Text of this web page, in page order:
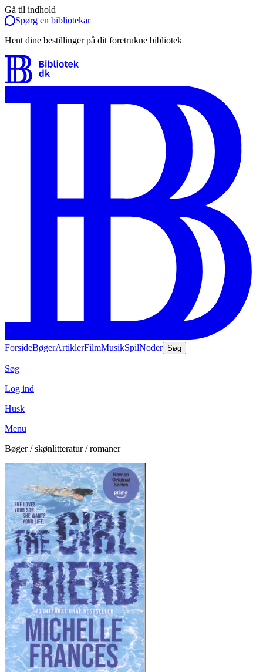
Gå til indhold
Spørg en bibliotekar
Hent dine bestillinger på dit foretrukne bibliotek
ForsideBøgerArtiklerFilmMusikSpilNoder Søg
Søg
Log ind
Husk
Menu
Bøger / skønlitteratur / romaner